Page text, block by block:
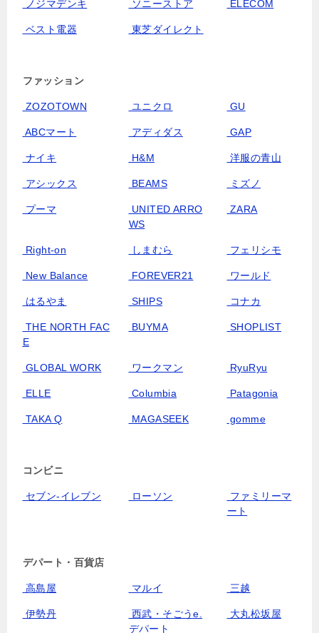
ノジマデンキ ソニーストア ELECOM
ベスト電器 東芝ダイレクト
ファッション
ZOZOTOWN ユニクロ GU
ABCマート アディダス GAP
ナイキ H&M 洋服の青山
アシックス BEAMS ミズノ
プーマ
UNITED ARRO
WS
ZARA
Right-on しまむら フェリシモ
New Balance FOREVER21 ワールド
はるやま SHIPS コナカ
THE NORTH FAC
E
BUYMA SHOPLIST
GLOBAL WORK ワークマン RyuRyu
ELLE Columbia Patagonia
TAKA Q MAGASEEK gomme
コンビニ
セブン‐イレブン ローソン
ファミリーマ
ート
デパート・百貨店
高島屋 マルイ 三越
伊勢丹
西武・そごうe.
デパート
大丸松坂屋